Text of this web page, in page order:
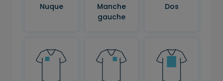
Nuque
Manche
gauche
Dos